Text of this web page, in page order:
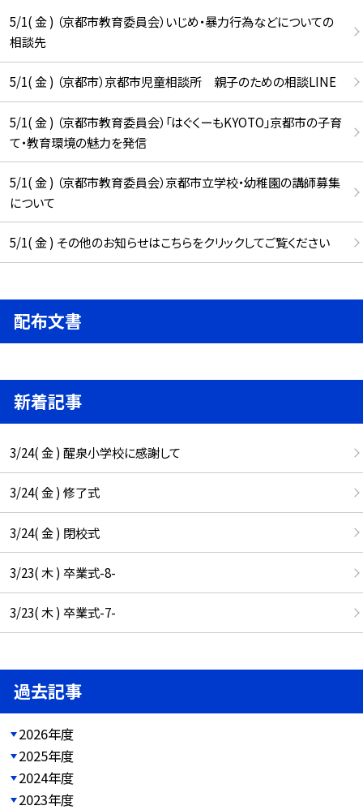
5/1( 金 ) （京都市教育委員会）いじめ・暴力行為などについての
相談先
5/1( 金 ) （京都市）京都市児童相談所 親子のための相談LINE
5/1( 金 ) （京都市教育委員会）「はぐくーもKYOTO」京都市の子育
て・教育環境の魅力を発信
5/1( 金 ) （京都市教育委員会）京都市立学校・幼稚園の講師募集
について
5/1( 金 ) その他のお知らせはこちらをクリックしてご覧ください
配布文書
新着記事
3/24( 金 ) 醒泉小学校に感謝して
3/24( 金 ) 修了式
3/24( 金 ) 閉校式
3/23( 木 ) 卒業式-8-
3/23( 木 ) 卒業式-7-
過去記事
2026年度
2025年度
2024年度
2023年度